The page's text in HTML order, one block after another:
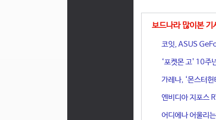
보드나라 많이본 기
코잇, ASUS
‘포켓몬 고' 10주
가레나, ‘몬스터
엔비디아 지포스
어디에나 어울리